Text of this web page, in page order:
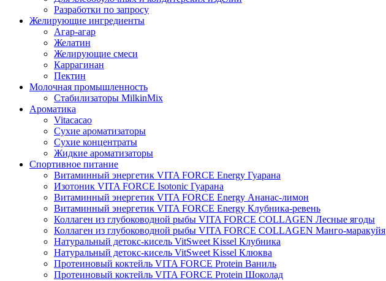
Разработки по запросу
Желирующие ингредиенты
Агар-агар
Желатин
Желирующие смеси
Каррагинан
Пектин
Молочная промышленность
Стабилизаторы MilkinMix
Ароматика
Vitacacao
Сухие ароматизаторы
Сухие концентраты
Жидкие ароматизаторы
Спортивное питание
Витаминный энергетик VITA FORCE Energy Гуарана
Изотоник VITA FORCE Isotonic Гуарана
Витаминный энергетик VITA FORCE Energy Ананас-лимон
Витаминный энергетик VITA FORCE Energy Клубника-ревень
Коллаген из глубоководной рыбы VITA FORCE COLLAGEN Лесные ягоды
Коллаген из глубоководной рыбы VITA FORCE COLLAGEN Манго-маракуйя
Натуральный детокс-кисель VitSweet Kissel Клубника
Натуральный детокс-кисель VitSweet Kissel Клюква
Протеиновый коктейль VITA FORCE Protein Ваниль
Протеиновый коктейль VITA FORCE Protein Шоколад